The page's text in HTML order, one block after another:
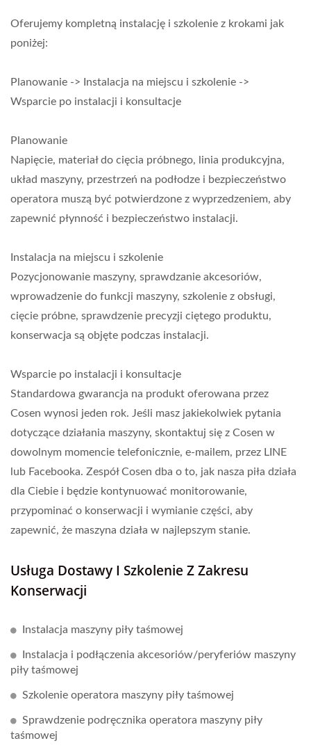
Oferujemy kompletną instalację i szkolenie z krokami jak
poniżej:
Planowanie -> Instalacja na miejscu i szkolenie ->
Wsparcie po instalacji i konsultacje
Planowanie
Napięcie, materiał do cięcia próbnego, linia produkcyjna,
układ maszyny, przestrzeń na podłodze i bezpieczeństwo
operatora muszą być potwierdzone z wyprzedzeniem, aby
zapewnić płynność i bezpieczeństwo instalacji.
Instalacja na miejscu i szkolenie
Pozycjonowanie maszyny, sprawdzanie akcesoriów,
wprowadzenie do funkcji maszyny, szkolenie z obsługi,
cięcie próbne, sprawdzenie precyzji ciętego produktu,
konserwacja są objęte podczas instalacji.
Wsparcie po instalacji i konsultacje
Standardowa gwarancja na produkt oferowana przez
Cosen wynosi jeden rok. Jeśli masz jakiekolwiek pytania
dotyczące działania maszyny, skontaktuj się z Cosen w
dowolnym momencie telefonicznie, e-mailem, przez LINE
lub Facebooka. Zespół Cosen dba o to, jak nasza piła działa
dla Ciebie i będzie kontynuować monitorowanie,
przypominać o konserwacji i wymianie części, aby
zapewnić, że maszyna działa w najlepszym stanie.
Usługa Dostawy I Szkolenie Z Zakresu
Konserwacji
Instalacja maszyny piły taśmowej
Instalacja i podłączenia akcesoriów/peryferiów maszyny
piły taśmowej
Szkolenie operatora maszyny piły taśmowej
Sprawdzenie podręcznika operatora maszyny piły
taśmowej